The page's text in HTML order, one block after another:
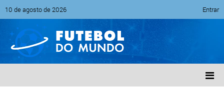
10 de agosto de 2026 Entrar